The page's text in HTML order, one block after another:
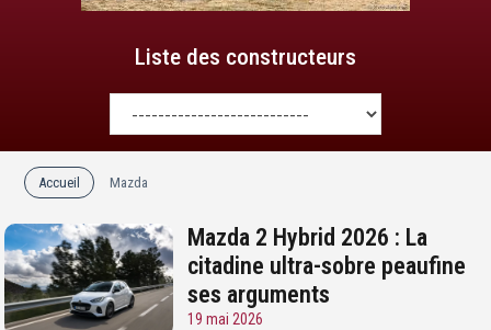
Liste des constructeurs
Accueil Mazda
Mazda 2 Hybrid 2026 : La
citadine ultra-sobre peaufine
ses arguments
19 mai 2026